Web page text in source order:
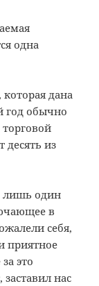
одна
которая дана
год обычно
десять из
лишь один
в
себя,
приятное
это
нас